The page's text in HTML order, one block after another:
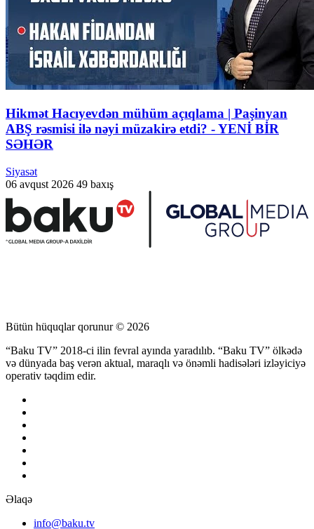
Hikmət Hacıyevdən mühüm açıqlama | Paşinyan
ABŞ rəsmisi ilə nəyi müzakirə etdi? - YENİ BİR
SƏHƏR
Siyasət
06 avqust 2026 49 baxış
Bütün hüquqlar qorunur © 2026
“Baku TV” 2018-ci ilin fevral ayında yaradılıb. “Baku TV” ölkədə
və dünyada baş verən aktual, maraqlı və önəmli hadisələri izləyiciyə
operativ təqdim edir.
Əlaqə
info@baku.tv